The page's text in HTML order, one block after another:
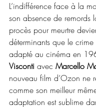
L’indifférence face à la
son absence de remords
procès pour meurtre
déterminants que le
adapté au cinéma en
Visconti avec Marcello
nouveau film d’Ozon ne
comme son meilleur
adaptation est sublime